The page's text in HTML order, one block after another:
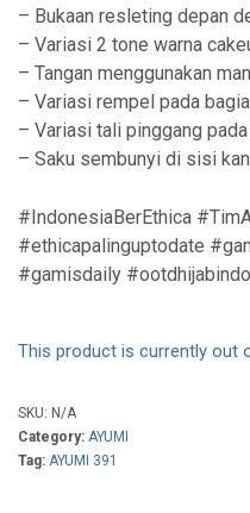
– Bukaan resleting depan
– Variasi 2 tone warna
– Tangan menggunakan
– Variasi rempel pada
– Variasi tali pinggang
– Saku sembunyi di sisi
#IndonesiaBerEthica
#ethicapalinguptodate
#gamisdaily
This product is currently out
SKU: N/A
Category: AYUMI
Tag: AYUMI 391